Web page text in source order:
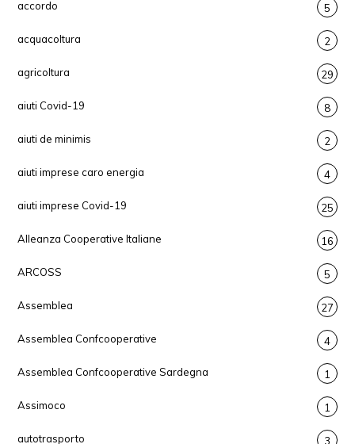
accordo 5
acquacoltura 2
agricoltura 29
aiuti Covid-19 8
aiuti de minimis 2
aiuti imprese caro energia 4
aiuti imprese Covid-19 25
Alleanza Cooperative Italiane 16
ARCOSS 5
Assemblea 27
Assemblea Confcooperative 4
Assemblea Confcooperative Sardegna 1
Assimoco 1
autotrasporto 3